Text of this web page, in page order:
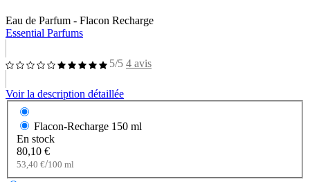
Eau de Parfum - Flacon Recharge
Essential Parfums
5/5 4 avis
Voir la description détaillée
Flacon-Recharge 150 ml
En stock
80,10 €
53,40 €/100 ml